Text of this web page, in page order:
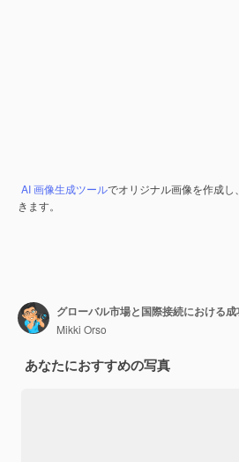
AI 画像生成ツールでオリジナル画像を作成し、
きます。
Mikki Orso
あなたにおすすめの写真